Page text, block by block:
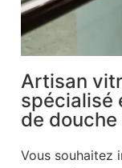
Artisan
spécialisé
de
Vous souhaitez